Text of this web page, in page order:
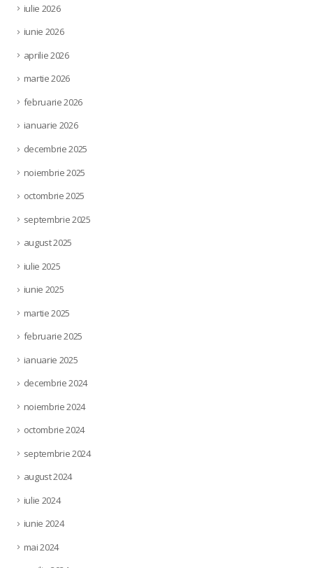
iulie 2026
iunie 2026
aprilie 2026
martie 2026
februarie 2026
ianuarie 2026
decembrie 2025
noiembrie 2025
octombrie 2025
septembrie 2025
august 2025
iulie 2025
iunie 2025
martie 2025
februarie 2025
ianuarie 2025
decembrie 2024
noiembrie 2024
octombrie 2024
septembrie 2024
august 2024
iulie 2024
iunie 2024
mai 2024